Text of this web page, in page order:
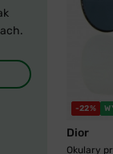
-22%
Dior
Okulary